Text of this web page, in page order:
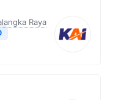
Raya